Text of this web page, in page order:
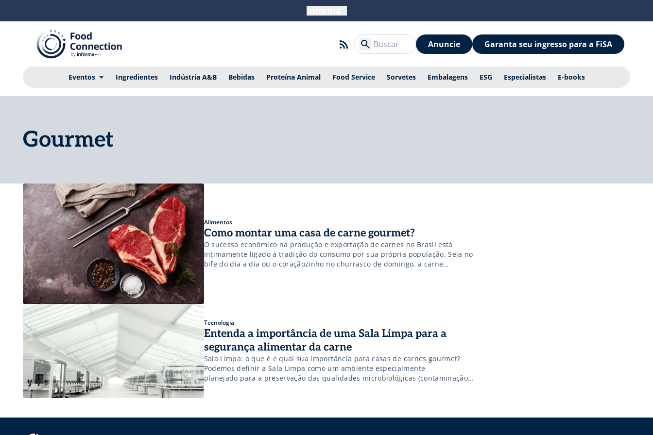
Anuncie Garanta seu ingresso para a FiSA
Eventos Ingredientes Indústria A&B Bebidas Proteína Animal Food Service Sorvetes Embalagens ESG Especialistas E-books
Gourmet
Alimentos
Como montar uma casa de carne gourmet?
O sucesso econômico na produção e exportação de carnes no Brasil está
intimamente ligado à tradição do consumo por sua própria população. Seja no
bife do dia a dia ou o coraçãozinho no churrasco de domingo, a carne
Tecnologia
Entenda a importância de uma Sala Limpa para a
segurança alimentar da carne
Sala Limpa: o que é e qual sua importância para casas de carnes gourmet?
Podemos definir a Sala Limpa como um ambiente especialmente
planejado para a preservação das qualidades microbiológicas (contaminação)
e físicas (textura, coloração, consistência etc) dos produtos ou processos que
exigem um controle mais rígido sobre as partículas presentes no ar. Para que